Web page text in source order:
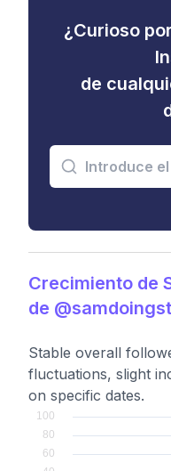
¿Curioso
de
Crecimiento de
de
Stable overall
fluctuations, slight
on specific dates.